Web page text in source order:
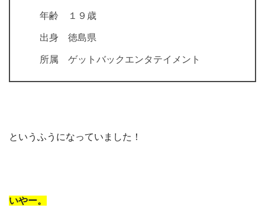
年齢 １９歳
出身 徳島県
所属 ゲットバックエンタテイメント
というふうになっていました！
いやー。